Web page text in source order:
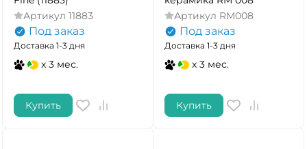
Артикул 11883
Под заказ
Доставка 1-3 дня
x 3 мес.
Купить
Артикул RM008
Под заказ
Доставка 1-3 дня
x 3 мес.
Купить